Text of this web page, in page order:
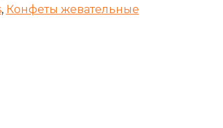
, Конфеты жевательные